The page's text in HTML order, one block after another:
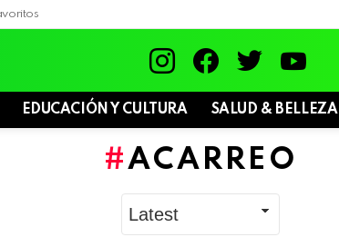
EDUCACIÓN Y CULTURA SALUD & BELLEZA
ACARREO